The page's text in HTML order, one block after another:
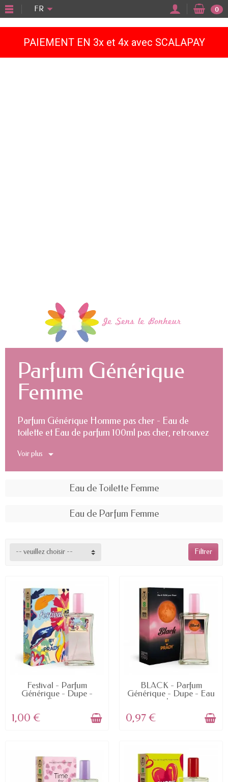
PAIEMENT EN 3x et 4x avec SCALAPAY
FR 0
Parfum Générique
Femme
Parfum Générique Homme pas cher - Eau de
toilette et Eau de parfum 100ml pas cher, retrouvez
discount.
Voir plus
Eau de Toilette Femme
Eau de Parfum Femme
Filtrer
-- veuillez choisir --
EN STOCK
Festival - Parfum
Générique - Dupe -
Eau...
1,00 €
EN STOCK
BLACK - Parfum
Générique - Dupe - Eau
de...
0,97 €